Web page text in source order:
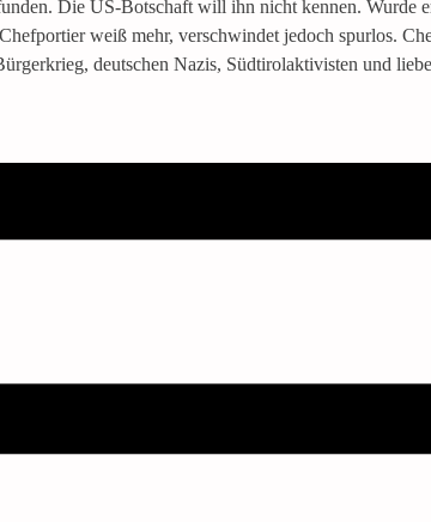
Die US-Botschaft will ihn nicht kennen. Wurde
weiß mehr, verschwindet jedoch spurlos.
deutschen Nazis, Südtirolaktivisten und